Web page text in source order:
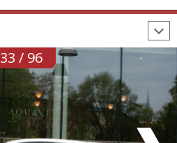
33 / 96